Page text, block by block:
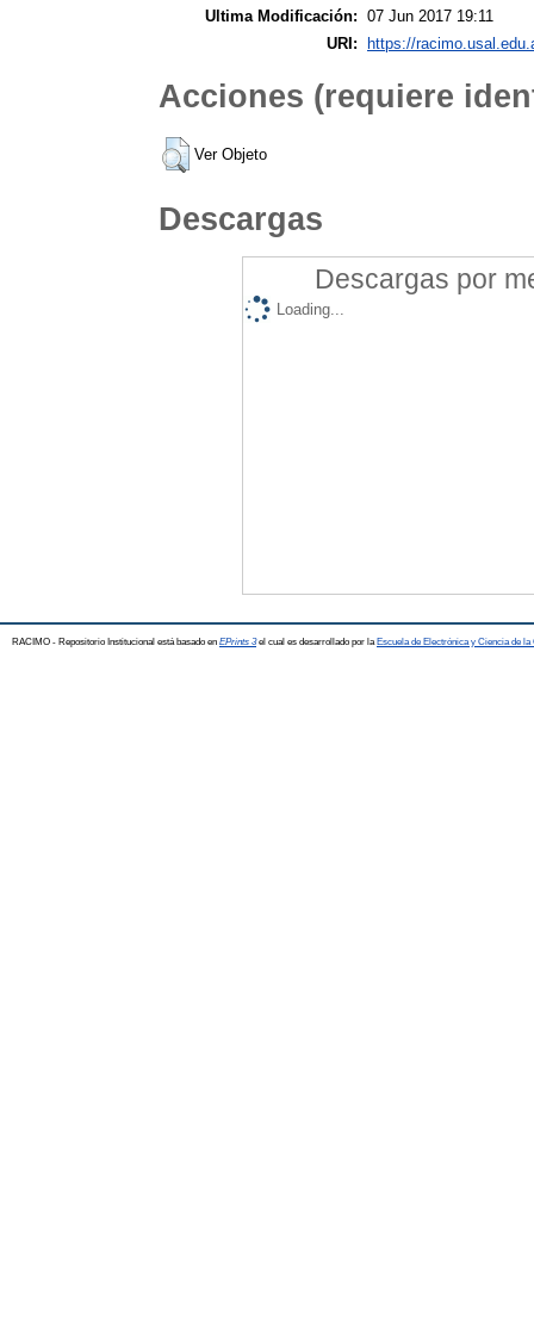
Ultima Modificación: 07 Jun 2017 19:11
URI:
https://
Acciones (requiere
Ver Objeto
Descargas
Descargas por
Loading...
RACIMO - Repositorio Institucional está basado en EPrints 3el cual es desarrollado por la Escuela de Electrónica y Ciencia de la